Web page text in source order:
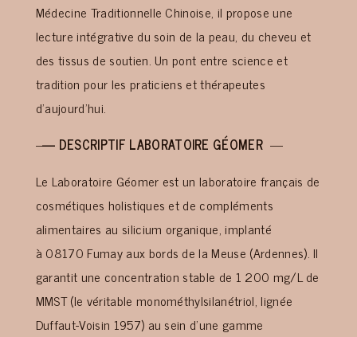
Médecine Traditionnelle Chinoise, il propose une
lecture intégrative du soin de la peau, du cheveu et
des tissus de soutien. Un pont entre science et
tradition pour les praticiens et thérapeutes
d’aujourd’hui.
–— DESCRIPTIF LABORATOIRE GÉOMER —
Le Laboratoire Géomer est un laboratoire français de
cosmétiques holistiques et de compléments
alimentaires au silicium organique, implanté
à 08170 Fumayaux bords de la Meuse (Ardennes). Il
garantit une concentration stable de 1 200 mg/L de
MMST (le véritable monométhylsilanétriol, lignée
Duffaut-Voisin 1957) au sein d’une gamme